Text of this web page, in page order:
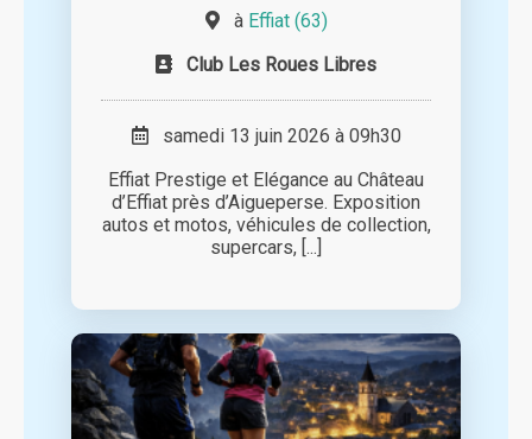
à Effiat (63)
Club Les Roues Libres
samedi 13 juin 2026 à 09h30
Effiat Prestige et Elégance au Château
d’Effiat près d’Aigueperse. Exposition
autos et motos, véhicules de collection,
supercars, [...]